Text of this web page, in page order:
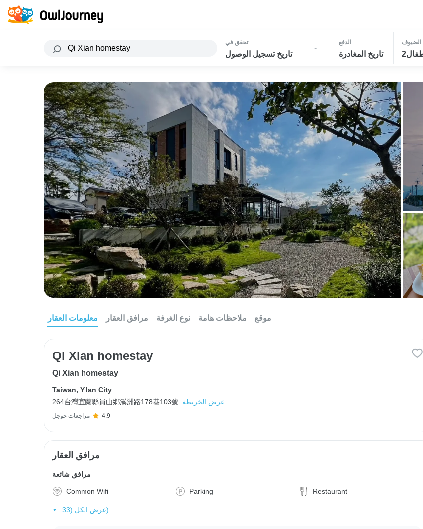
تحقق في
تاريخ تسجيل الوصول
-
الدفع
تاريخ المغادرة
الضيوف
معلومات العقار مرافق العقار نوع الغرفة ملاحظات هامة موقع
Qi Xian homestay
Qi Xian homestay
Taiwan, Yilan City
264台灣宜蘭縣員山鄉溪洲路178巷103號
عرض الخريطة
مراجعات جوجل 4.9
مرافق العقار
مرافق شائعة
Common Wifi Parking Restaurant
عرض الكل (33)